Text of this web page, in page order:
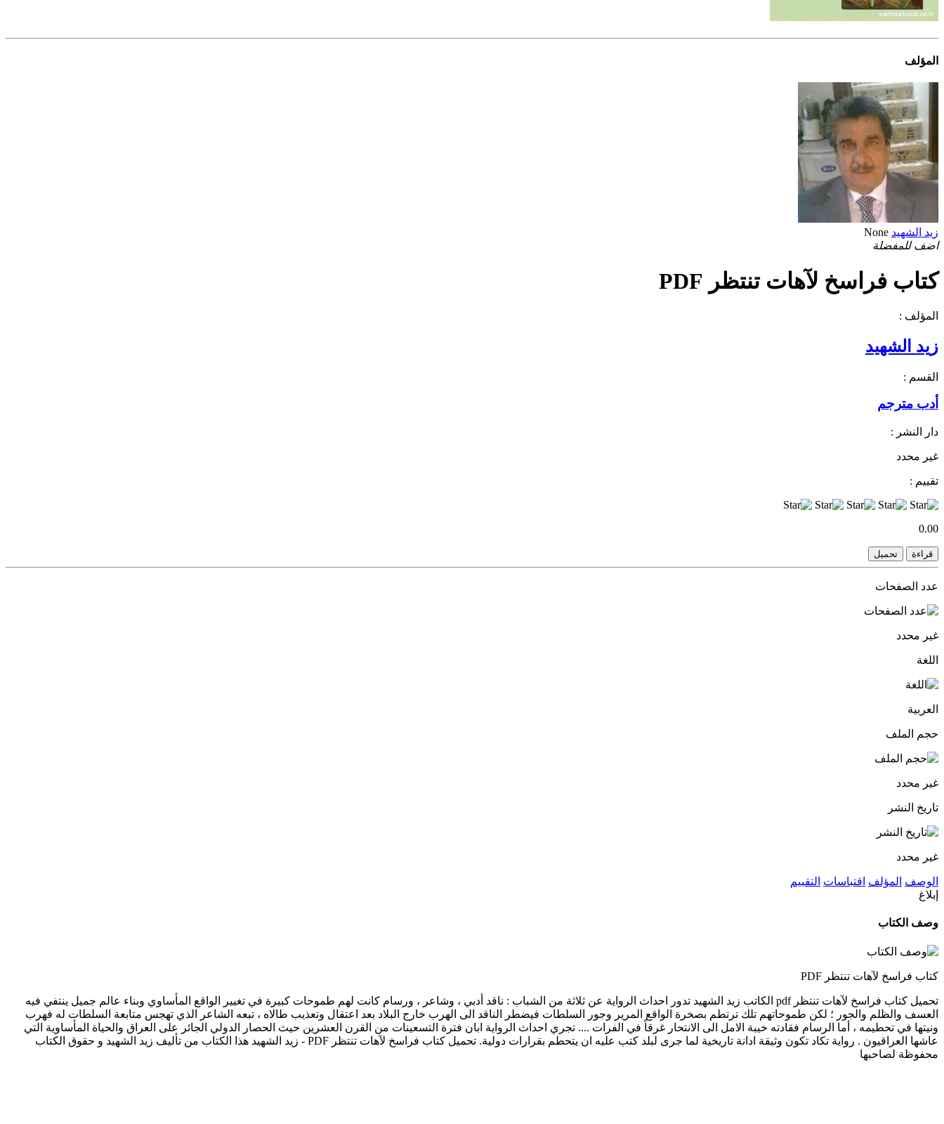
المؤلف
زيد الشهيد None
اضف للمفضلة
كتاب فراسخ لآهات تنتظر PDF
المؤلف :
زيد الشهيد
القسم :
أدب مترجم
دار النشر :
غير محدد
تقييم :
0.00
قراءة تحميل
عدد الصفحات
غير محدد
اللغة
العربية
حجم الملف
غير محدد
تاريخ النشر
غير محدد
الوصف المؤلف اقتباسات التقييم
إبلاغ
وصف الكتاب
كتاب فراسخ لآهات تنتظر PDF
تحميل كتاب فراسخ لآهات تنتظر pdf الكاتب زيد الشهيد تدور احداث الرواية عن ثلاثة من الشباب : ناقد أدبي ، وشاعر ، ورسام كانت لهم طموحات كبيرة في تغيير الواقع المأساوي وبناء عالم جميل ينتفي فيه
العسف والظلم والجور ؛ لكن طموحاتهم تلك ترتطم بصخرة الواقع المرير وجور السلطات فيضطر الناقد الى الهرب خارج البلاد بعد اعتقال وتعذيب طالاه ، تبعه الشاعر الذي تهجس متابعة السلطات له فهرب
ونيتها في تحطيمه ، أما الرسام فقادته خيبة الامل الى الانتحار غرقاً في الفرات .... تجري احداث الرواية ابان فترة التسعينات من القرن العشرين حيث الحصار الدولي الجائر على العراق والحياة المأساوية التي
عاشها العراقيون . رواية تكاد تكون وثيقة ادانة تاريخية لما جرى لبلد كتب عليه ان يتحطم بقرارات دولية. تحميل كتاب فراسخ لآهات تنتظر PDF - زيد الشهيد هذا الكتاب من تأليف زيد الشهيد و حقوق الكتاب
محفوظة لصاحبها